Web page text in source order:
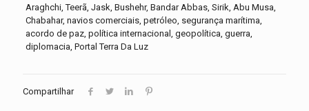
Araghchi, Teerã, Jask, Bushehr, Bandar Abbas, Sirik, Abu Musa,
Chabahar, navios comerciais, petróleo, segurança marítima,
acordo de paz, política internacional, geopolítica, guerra,
diplomacia, Portal Terra Da Luz
Compartilhar